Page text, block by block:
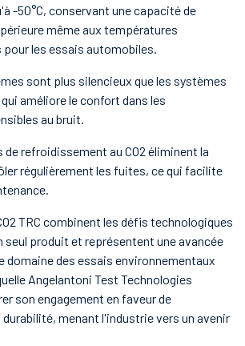
-50°C, conservant une capacité de
même aux températures
les essais automobiles.
sont plus silencieux que les systèmes
améliore le confort dans les
au bruit.
refroidissement au CO2 éliminent la
régulièrement les fuites, ce qui facilite
TRC combinent les défis technologiques
seul produit et représentent une avancée
domaine des essais environnementaux
Angelantoni Test Technologies
son engagement en faveur de
menant l'industrie vers un avenir